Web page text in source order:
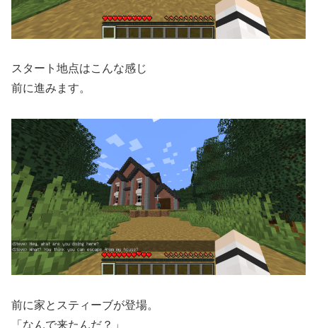
スタート地点はこんな感じ
前に進みます。
前に家とスティーブが登場。
「なんで来たんだ？」